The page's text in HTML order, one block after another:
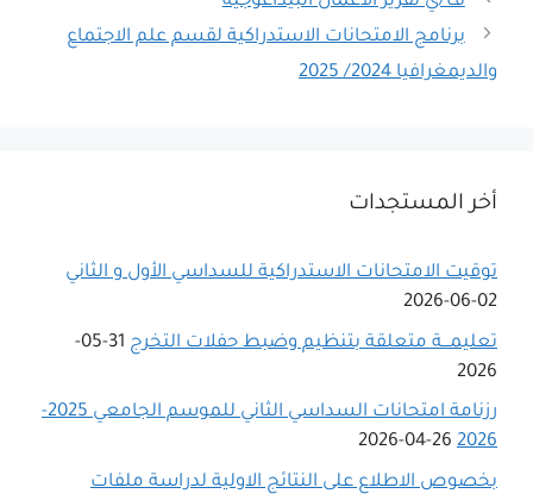
برنامج الامتحانات الاستدراكية لقسم علم الاجتماع
والديمغرافيا 2024/ 2025
أخر المستجدات
توقيت الامتحانات الاستدراكية للسداسي اﻷول و الثاني
02-06-2026
تعليمـــة متعلقة بتنظيم وضبط حفلات التخرج
31-05-
2026
رزنامة امتحانات السداسي الثاني للموسم الجامعي 2025-
2026
26-04-2026
بخصوص الاطلاع على النتائج الاولية لدراسة ملفات